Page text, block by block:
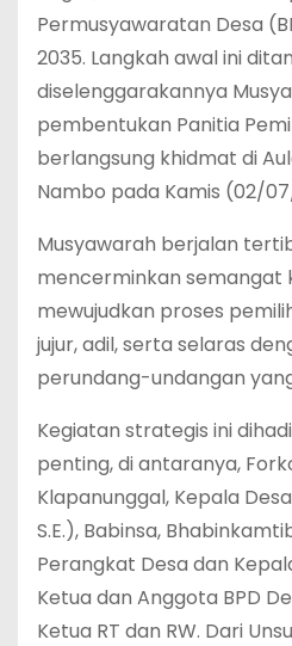
Permusyawaratan Desa
2035. Langkah awal ini
diselenggarakannya
pembentukan Panitia
berlangsung khidmat di
Nambo pada Kamis (02/
‎Musyawarah berjalan
mencerminkan semangat
mewujudkan proses
jujur, adil, serta selaras
perundang-undangan
‎Kegiatan strategis ini
penting, di antaranya,
Klapanunggal, Kepala
S.E.), Babinsa,
Perangkat Desa dan
Ketua dan Anggota BPD
Ketua RT dan RW. Dari